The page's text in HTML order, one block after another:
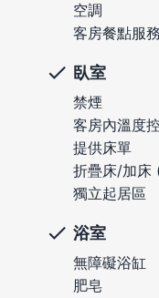
空調
客房餐點服
臥室
禁煙
客房內溫度
提供床單
折疊床/加床
獨立起居區
浴室
無障礙浴缸
肥皂